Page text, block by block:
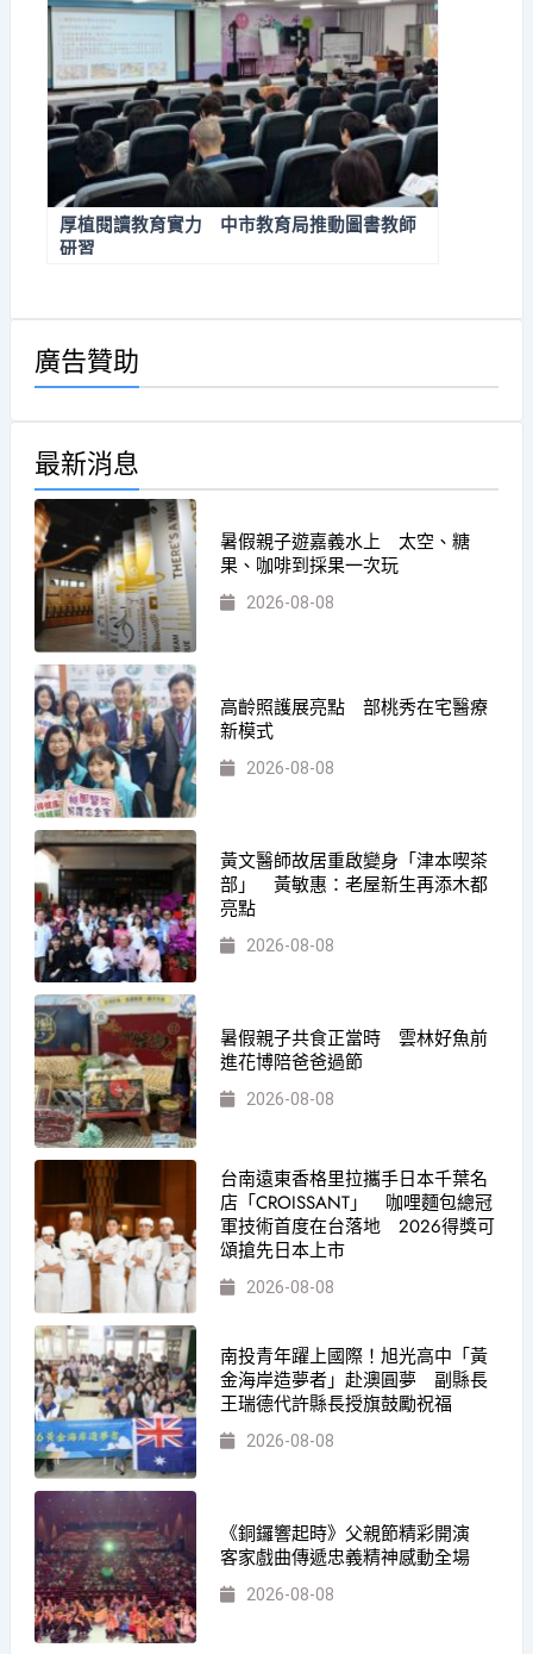
厚植閱讀教育實力 中市教育局推動圖書教師
研習
廣告贊助
最新消息
暑假親子遊嘉義水上 太空、糖
果、咖啡到採果一次玩
2026-08-08
高齡照護展亮點 部桃秀在宅醫療
新模式
2026-08-08
黃文醫師故居重啟變身「津本喫茶
部」 黃敏惠：老屋新生再添木都
亮點
2026-08-08
暑假親子共食正當時 雲林好魚前
進花博陪爸爸過節
2026-08-08
台南遠東香格里拉攜手日本千葉名
店「CROISSANT」 咖哩麵包總冠
軍技術首度在台落地 2026得獎可
頌搶先日本上市
2026-08-08
南投青年躍上國際！旭光高中「黃
金海岸造夢者」赴澳圓夢 副縣長
王瑞德代許縣長授旗鼓勵祝福
2026-08-08
《銅鑼響起時》父親節精彩開演
客家戲曲傳遞忠義精神感動全場
2026-08-08